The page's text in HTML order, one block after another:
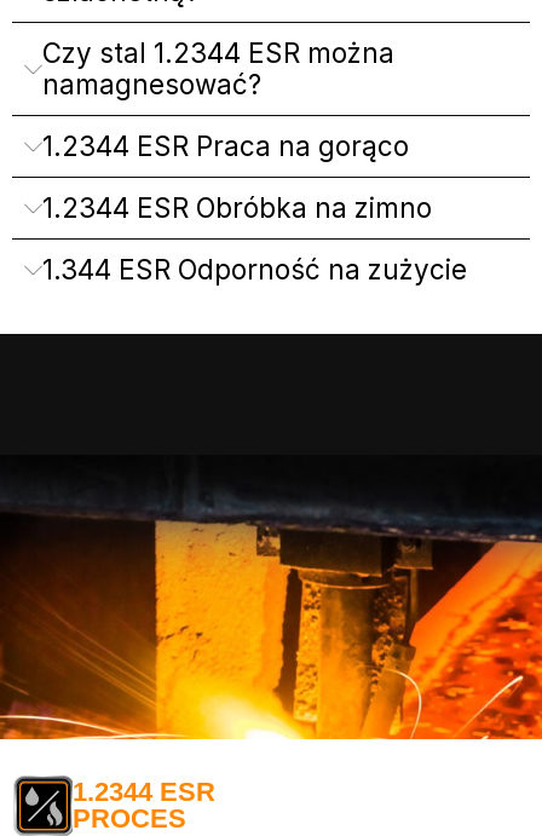
Czy stal 1.2344 ESR można
namagnesować?
1.2344 ESR Praca na gorąco
1.2344 ESR Obróbka na zimno
1.344 ESR Odporność na zużycie
1.2344 ESR
PROCES